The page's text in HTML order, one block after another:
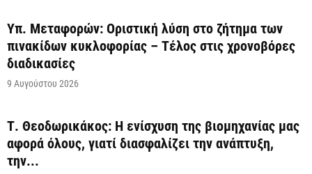
Υπ. Μεταφορών: Οριστική λύση στο ζήτημα των
πινακίδων κυκλοφορίας – Τέλος στις χρονοβόρες
διαδικασίες
9 Αυγούστου 2026
Τ. Θεοδωρικάκος: Η ενίσχυση της βιομηχανίας μας
αφορά όλους, γιατί διασφαλίζει την ανάπτυξη,
την...